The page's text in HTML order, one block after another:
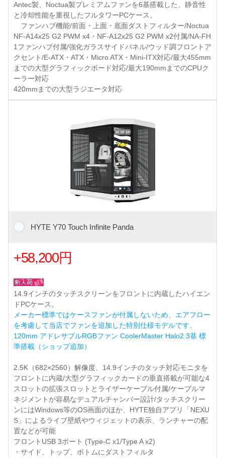
Antec製、Noctua製プレミアムファンを6基搭載した、静音性
と冷却性能を重視したフルタワーPCケース。
ファンハブ機能/前面・上面・底面ダストフィルター/Noctua
NF-A14x25 G2 PWM x4・NF-A12x25 G2 PWM x2付属/NA-FH
1ファンハブ付属/強化ガラスサイドパネル/ウッド調フロントア
クセント/E-ATX・ATX・Micro ATX・Mini-ITX対応/最大455mm
までの大型グラフィックボード対応/最大190mmまでのCPUク
ーラー対応
420mmまでの大型ラジエータ対応
HYTE Y70 Touch Infinite Panda
+58,200円
14.9インチのタッチスクリーンをフロントに内蔵したハイエン
ドPCケース。
メーカー標準ではケースファンが付属しないため、エアフロー
を考慮して当店でファンを追加した特別仕様モデルです。
120mm アドレサブルRGBファン CoolerMaster Halo2 3基 標
準搭載（ショップ追加）
2.5K（682×2560）解像度、14.9インチのタッチ対応モニタを
フロントに内蔵/大型グラフィックカードの垂直搭載が可能な4
スロットの拡張スロットとライザーケーブル付属/ケーブルマ
ネジメントが容易なデュアルチャンバー設計/タッチスクリー
ンにはWindows等のOS画面のほか、HYTE独自アプリ「NEXU
S」によるライブ壁紙やウィジェットの表示、ランチャーの配
置などが可能
フロントUSB 3ポート (Type-C x1/Type A x2)
・サイド、トップ、ボトムにダストフィルタ